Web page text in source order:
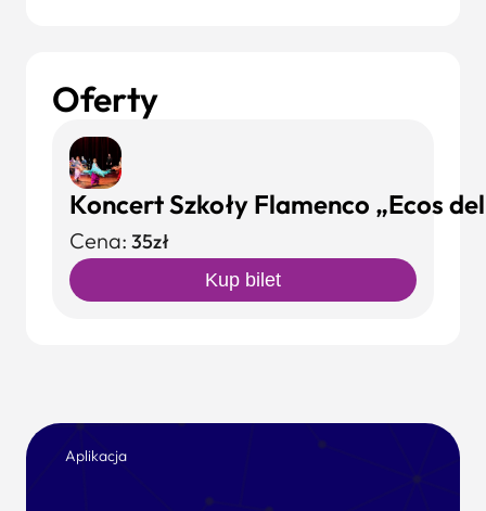
Oferty
Koncert Szkoły Flamenco „Ecos
Cena: 35zł
Kup bilet
Aplikacja